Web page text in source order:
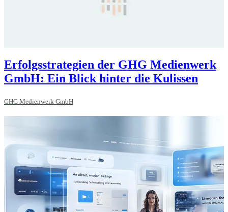
Erfolgsstrategien der GHG Medienwerk
GmbH: Ein Blick hinter die Kulissen
GHG Medienwerk GmbH